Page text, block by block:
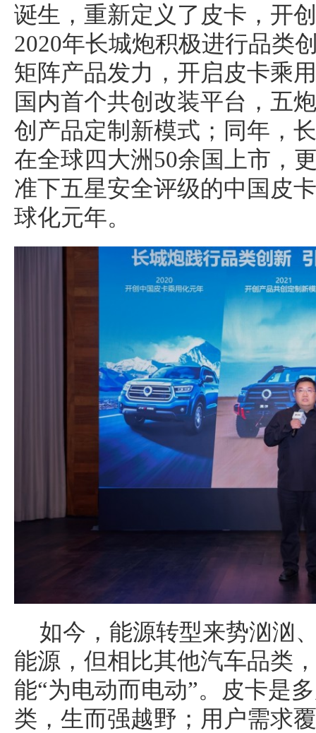
诞生，重新定义了皮卡，开
2020年长城炮积极进行品类
矩阵产品发力，开启皮卡乘
国内首个共创改装平台，五
创产品定制新模式；同年，
在全球四大洲50余国上市，
准下五星安全评级的中国皮
球化元年。
如今，能源转型来势汹汹
能源，但相比其他汽车品类
能“为电动而电动”。皮卡是
类，生而强越野；用户需求